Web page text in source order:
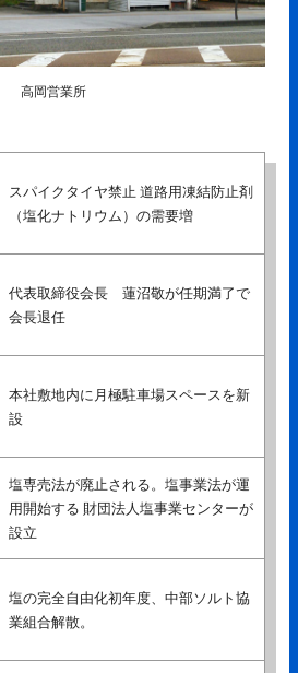
高岡営業所
スパイクタイヤ禁止 道路用凍結防止剤
（塩化ナトリウム）の需要増
代表取締役会長 蓮沼敬が任期満了で
会長退任
本社敷地内に月極駐車場スペースを新
設
塩専売法が廃止される。塩事業法が運
用開始する 財団法人塩事業センターが
設立
塩の完全自由化初年度、中部ソルト協
業組合解散。